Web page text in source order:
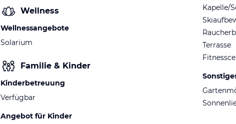
Wellness
Wellnessangebote
Solarium
Familie & Kinder
Kinderbetreuung
Verfügbar
Angebot für Kinder
Kapelle/
Terrasse